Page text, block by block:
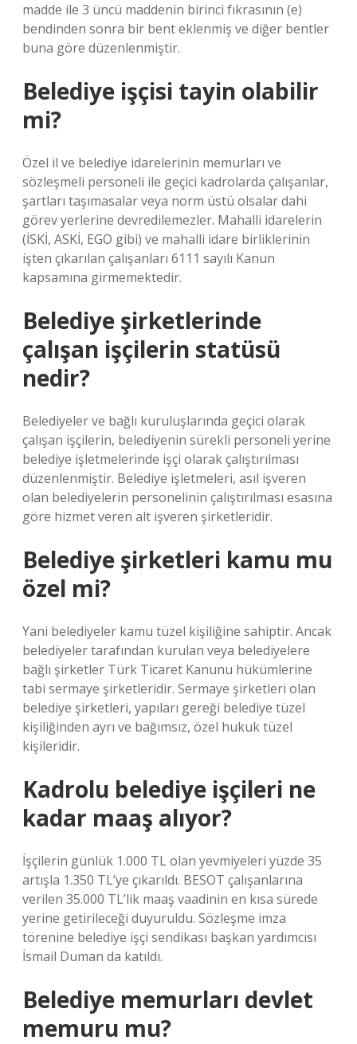
madde ile 3 üncü maddenin birinci fıkrasının (e)
bendinden sonra bir bent eklenmiş ve diğer bentler
buna göre düzenlenmiştir.
Belediye işçisi tayin olabilir
mi?
Özel il ve belediye idarelerinin memurları ve
sözleşmeli personeli ile geçici kadrolarda çalışanlar,
şartları taşımasalar veya norm üstü olsalar dahi
görev yerlerine devredilemezler. Mahalli idarelerin
(İSKİ, ASKİ, EGO gibi) ve mahalli idare birliklerinin
işten çıkarılan çalışanları 6111 sayılı Kanun
kapsamına girmemektedir.
Belediye şirketlerinde
çalışan işçilerin statüsü
nedir?
Belediyeler ve bağlı kuruluşlarında geçici olarak
çalışan işçilerin, belediyenin sürekli personeli yerine
belediye işletmelerinde işçi olarak çalıştırılması
düzenlenmiştir. Belediye işletmeleri, asıl işveren
olan belediyelerin personelinin çalıştırılması esasına
göre hizmet veren alt işveren şirketleridir.
Belediye şirketleri kamu mu
özel mi?
Yani belediyeler kamu tüzel kişiliğine sahiptir. Ancak
belediyeler tarafından kurulan veya belediyelere
bağlı şirketler Türk Ticaret Kanunu hükümlerine
tabi sermaye şirketleridir. Sermaye şirketleri olan
belediye şirketleri, yapıları gereği belediye tüzel
kişiliğinden ayrı ve bağımsız, özel hukuk tüzel
kişileridir.
Kadrolu belediye işçileri ne
kadar maaş alıyor?
İşçilerin günlük 1.000 TL olan yevmiyeleri yüzde 35
artışla 1.350 TL’ye çıkarıldı. BESOT çalışanlarına
verilen 35.000 TL’lik maaş vaadinin en kısa sürede
yerine getirileceği duyuruldu. Sözleşme imza
törenine belediye işçi sendikası başkan yardımcısı
İsmail Duman da katıldı.
Belediye memurları devlet
memuru mu?